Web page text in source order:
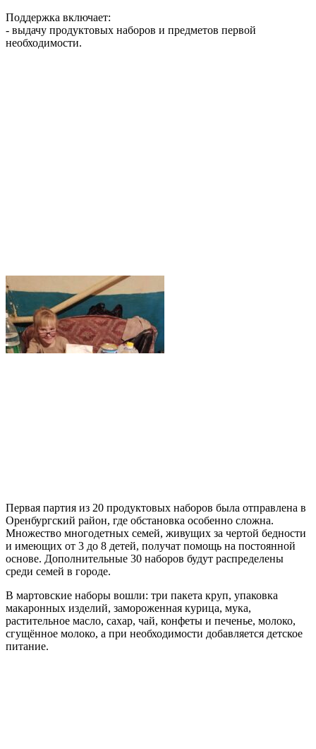
Поддержка включает:
- выдачу продуктовых наборов и предметов первой
необходимости.
Первая партия из 20 продуктовых наборов была отправлена в
Оренбургский район, где обстановка особенно сложна.
Множество многодетных семей, живущих за чертой бедности
и имеющих от 3 до 8 детей, получат помощь на постоянной
основе. Дополнительные 30 наборов будут распределены
среди семей в городе.
В мартовские наборы вошли: три пакета круп, упаковка
макаронных изделий, замороженная курица, мука,
растительное масло, сахар, чай, конфеты и печенье, молоко,
сгущённое молоко, а при необходимости добавляется детское
питание.